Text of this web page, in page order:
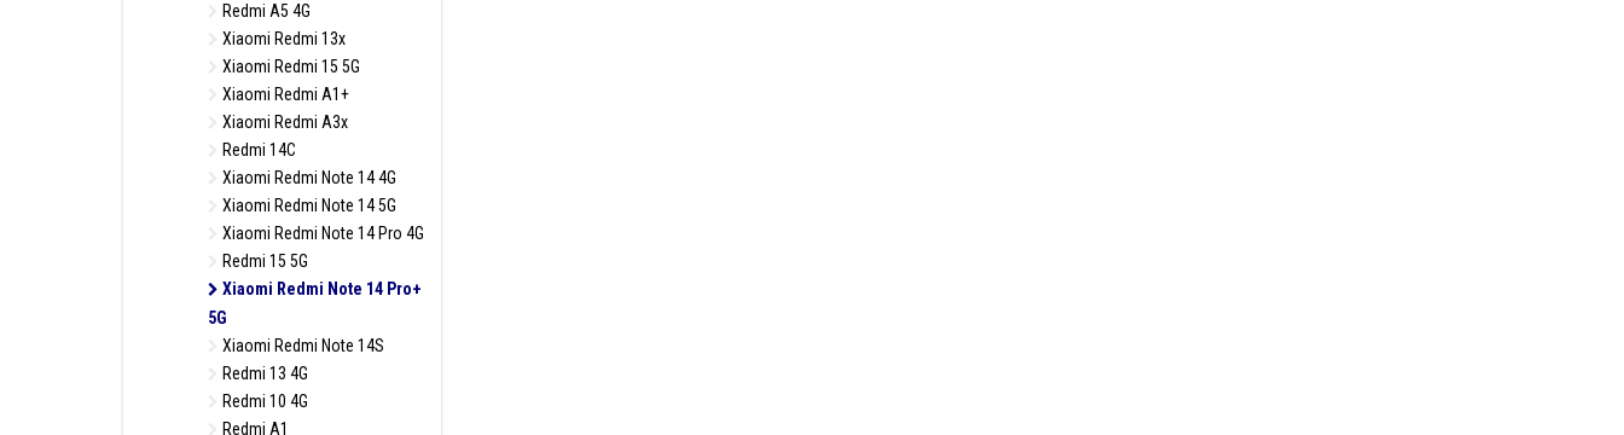
Redmi A5 4G
Xiaomi Redmi 13x
Xiaomi Redmi 15 5G
Xiaomi Redmi A1+
Xiaomi Redmi A3x
Redmi 14C
Xiaomi Redmi Note 14 4G
Xiaomi Redmi Note 14 5G
Xiaomi Redmi Note 14 Pro 4G
Redmi 15 5G
Xiaomi Redmi Note 14 Pro+
5G
Xiaomi Redmi Note 14S
Redmi 13 4G
Redmi 10 4G
Redmi A1